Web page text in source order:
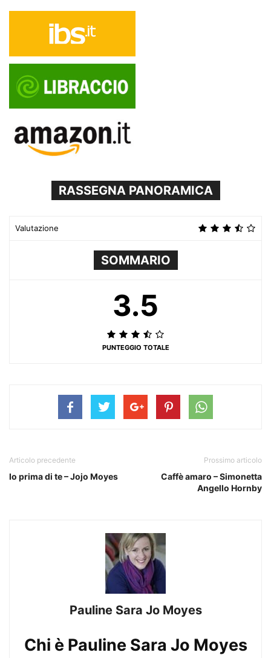
RASSEGNA PANORAMICA
Valutazione
SOMMARIO
3.5
PUNTEGGIO TOTALE
Articolo precedente
Io prima di te – Jojo Moyes
Prossimo articolo
Caffè amaro – Simonetta
Angello Hornby
Pauline Sara Jo Moyes
Chi è Pauline Sara Jo Moyes